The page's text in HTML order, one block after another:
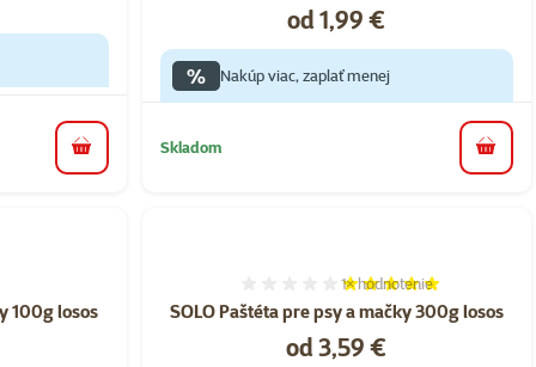
do košíka
Cena
od 1,99 €
% Nakúp viac, zaplať menej
Skladom do
100g losos SOLO Paštéta pre psy a mačky 300g losos
Hodnotenie 100%, počet
1×hodnotenie
Cena
od 3,59 €